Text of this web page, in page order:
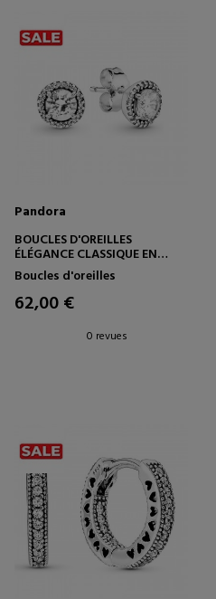
Pandora
BOUCLES D'OREILLES
ÉLÉGANCE CLASSIQUE EN
ARGENT STERLING 296272CZ
Boucles d'oreilles
62,00 €
0 revues